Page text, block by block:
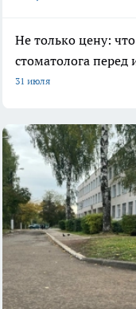
Не только цену:
стоматолога перед
31 июля